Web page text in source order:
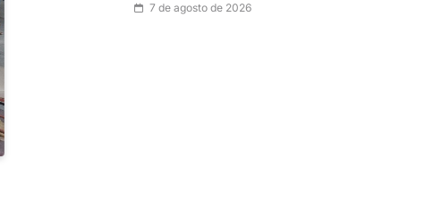
7 de agosto de 2026